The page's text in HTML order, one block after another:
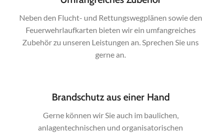
Neben den Flucht- und Rettungswegplänen sowie den
Feuerwehrlaufkarten bieten wir ein umfangreiches
Zubehör zu unseren Leistungen an. Sprechen Sie uns
gerne an.
Brandschutz aus einer Hand
Gerne können wir Sie auch im baulichen,
anlagentechnischen und organisatorischen